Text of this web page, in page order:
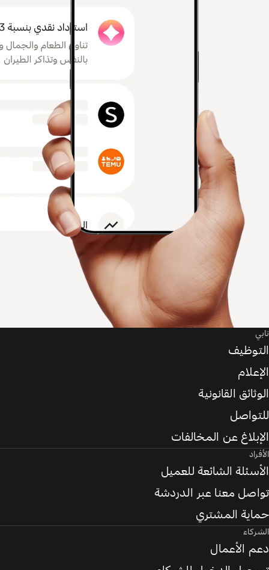
تابي
التوظيف
الإعلام
الوثائق القانونية
للتواصل
الإبلاغ عن المخالفات
الأفراد
الأسئلة الشائعة للعميل
تواصل معنا عبر الدردشة
حماية المشتري
الشركاء
دعم الأعمال